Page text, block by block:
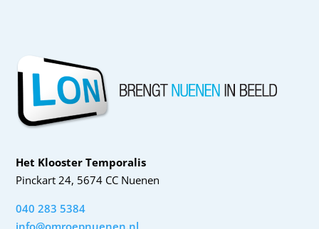
Het Klooster Temporalis
Pinckart 24, 5674 CC Nuenen
040 283 5384